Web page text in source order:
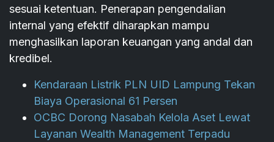
sesuai ketentuan. Penerapan pengendalian
internal yang efektif diharapkan mampu
menghasilkan laporan keuangan yang andal dan
kredibel.
Kendaraan Listrik PLN UID Lampung Tekan
Biaya Operasional 61 Persen
OCBC Dorong Nasabah Kelola Aset Lewat
Layanan Wealth Management Terpadu